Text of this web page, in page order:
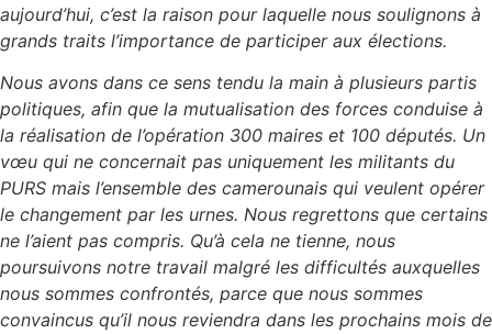
aujourd’hui, c’est la raison pour laquelle nous soulignons à
grands traits l’importance de participer aux élections.
Nous avons dans ce sens tendu la main à plusieurs partis
politiques, afin que la mutualisation des forces conduise à
la réalisation de l’opération 300 maires et 100 députés. Un
vœu qui ne concernait pas uniquement les militants du
PURS mais l’ensemble des camerounais qui veulent opérer
le changement par les urnes. Nous regrettons que certains
ne l’aient pas compris. Qu’à cela ne tienne, nous
poursuivons notre travail malgré les difficultés auxquelles
nous sommes confrontés, parce que nous sommes
convaincus qu’il nous reviendra dans les prochains mois de